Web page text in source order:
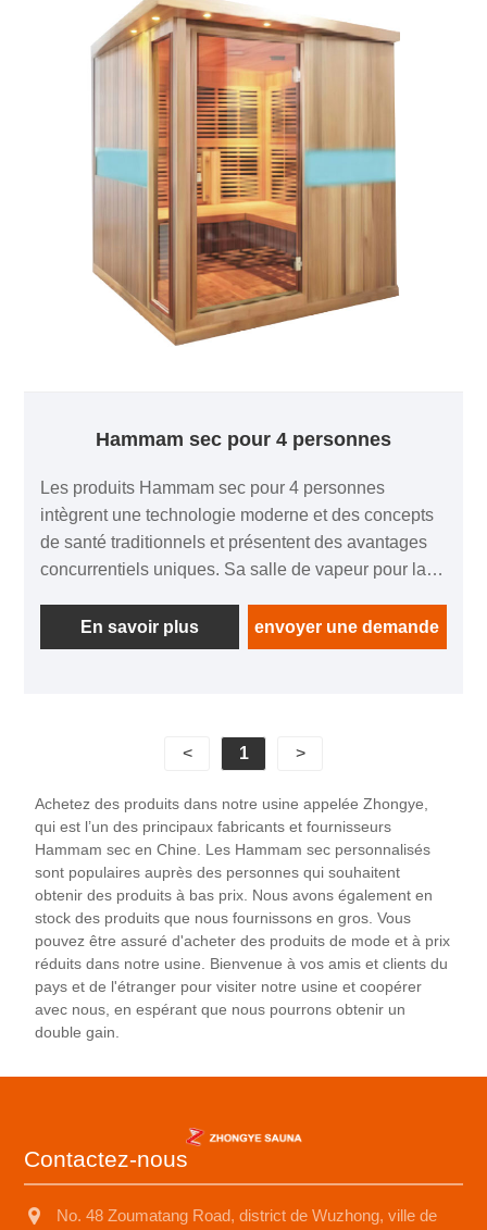
Hammam sec pour 4 personnes
Les produits Hammam sec pour 4 personnes
intègrent une technologie moderne et des concepts
de santé traditionnels et présentent des avantages
concurrentiels uniques. Sa salle de vapeur pour la
technologies majeures, notamment l'infrarouge
lointain transparent, le champ d'énergie thermique
photothérapie, offrant aux consommateurs une
expérience de santé complète.
En savoir plus envoyer une demande
< 1 >
Achetez des produits dans notre usine appelée Zhongye,
qui est l’un des principaux fabricants et fournisseurs
Hammam sec en Chine. Les Hammam sec personnalisés
sont populaires auprès des personnes qui souhaitent
obtenir des produits à bas prix. Nous avons également en
stock des produits que nous fournissons en gros. Vous
pouvez être assuré d'acheter des produits de mode et à prix
réduits dans notre usine. Bienvenue à vos amis et clients du
pays et de l'étranger pour visiter notre usine et coopérer
avec nous, en espérant que nous pourrons obtenir un
double gain.
Contactez-nous
No. 48 Zoumatang Road, district de Wuzhong, ville de